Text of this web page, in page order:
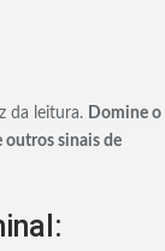
da leitura. Domine o
outros sinais de